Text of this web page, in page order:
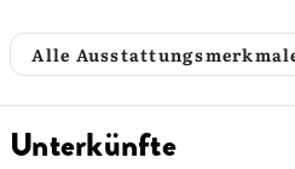
Alle
Unterkünfte